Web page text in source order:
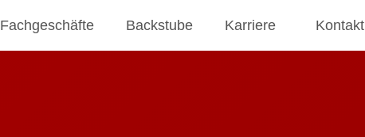
Fachgeschäfte Backstube Karriere Kontakt